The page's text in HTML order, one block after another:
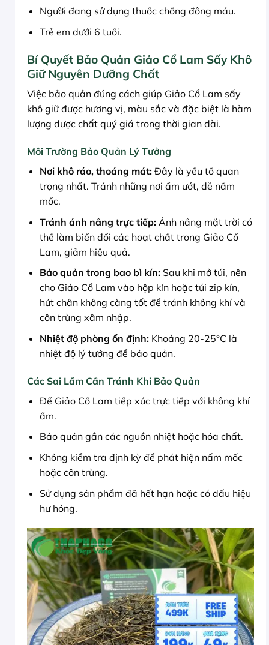
Người đang sử dụng thuốc chống đông máu.
Trẻ em dưới 6 tuổi.
Bí Quyết Bảo Quản Giảo Cổ Lam Sấy Khô
Giữ Nguyên Dưỡng Chất
Việc bảo quản đúng cách giúp Giảo Cổ Lam sấy
khô giữ được hương vị, màu sắc và đặc biệt là hàm
lượng dược chất quý giá trong thời gian dài.
Môi Trường Bảo Quản Lý Tưởng
Nơi khô ráo, thoáng mát:Đây là yếu tố quan
trọng nhất. Tránh những nơi ẩm ướt, dễ nấm
mốc.
Tránh ánh nắng trực tiếp:Ánh nắng mặt trời có
thể làm biến đổi các hoạt chất trong Giảo Cổ
Lam, giảm hiệu quả.
Bảo quản trong bao bì kín:Sau khi mở túi, nên
cho Giảo Cổ Lam vào hộp kín hoặc túi zip kín,
hút chân không càng tốt để tránh không khí và
côn trùng xâm nhập.
Nhiệt độ phòng ổn định:Khoảng 20-25°C là
nhiệt độ lý tưởng để bảo quản.
Các Sai Lầm Cần Tránh Khi Bảo Quản
Để Giảo Cổ Lam tiếp xúc trực tiếp với không khí
ẩm.
Bảo quản gần các nguồn nhiệt hoặc hóa chất.
Không kiểm tra định kỳ để phát hiện nấm mốc
hoặc côn trùng.
Sử dụng sản phẩm đã hết hạn hoặc có dấu hiệu
hư hỏng.